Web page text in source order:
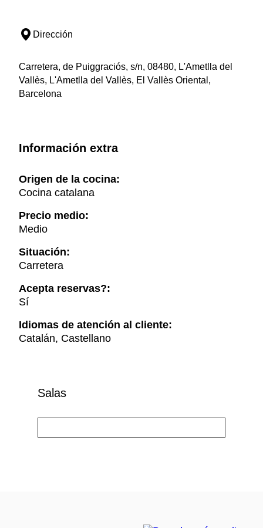
Dirección
Carretera, de Puiggraciós, s/n, 08480, L'Ametlla del
Vallès, L'Ametlla del Vallès, El Vallès Oriental,
Barcelona
Información extra
Origen de la cocina:
Cocina catalana
Precio medio:
Medio
Situación:
Carretera
Acepta reservas?:
Sí
Idiomas de atención al cliente:
Catalán, Castellano
Salas